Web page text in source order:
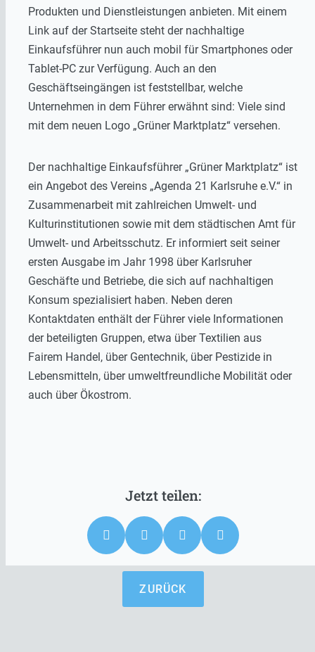
Produkten und Dienstleistungen anbieten. Mit einem
Link auf der Startseite steht der nachhaltige
Einkaufsführer nun auch mobil für Smartphones oder
Tablet-PC zur Verfügung. Auch an den
Geschäftseingängen ist feststellbar, welche
Unternehmen in dem Führer erwähnt sind: Viele sind
mit dem neuen Logo „Grüner Marktplatz“ versehen.
Der nachhaltige Einkaufsführer „Grüner Marktplatz“ ist
ein Angebot des Vereins „Agenda 21 Karlsruhe e.V.“ in
Zusammenarbeit mit zahlreichen Umwelt- und
Kulturinstitutionen sowie mit dem städtischen Amt für
Umwelt- und Arbeitsschutz. Er informiert seit seiner
ersten Ausgabe im Jahr 1998 über Karlsruher
Geschäfte und Betriebe, die sich auf nachhaltigen
Konsum spezialisiert haben. Neben deren
Kontaktdaten enthält der Führer viele Informationen
der beteiligten Gruppen, etwa über Textilien aus
Fairem Handel, über Gentechnik, über Pestizide in
Lebensmitteln, über umweltfreundliche Mobilität oder
auch über Ökostrom.
ZURÜCK